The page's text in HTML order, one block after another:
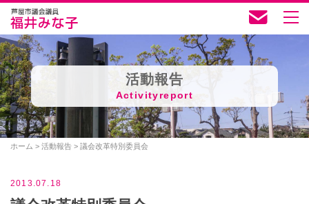
活動報告
Activityreport
ホーム > 活動報告 > 議会改革特別委員会
2013.07.18